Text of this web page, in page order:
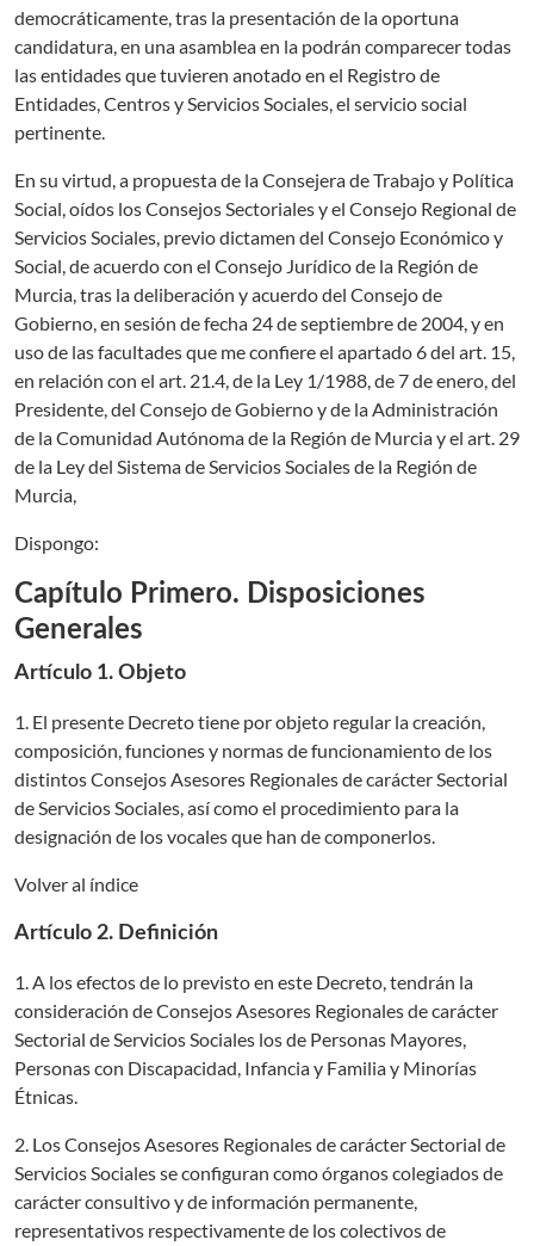
democráticamente, tras la presentación de la oportuna
candidatura, en una asamblea en la podrán comparecer todas
las entidades que tuvieren anotado en el Registro de
Entidades, Centros y Servicios Sociales, el servicio social
pertinente.
En su virtud, a propuesta de la Consejera de Trabajo y Política
Social, oídos los Consejos Sectoriales y el Consejo Regional de
Servicios Sociales, previo dictamen del Consejo Económico y
Social, de acuerdo con el Consejo Jurídico de la Región de
Murcia, tras la deliberación y acuerdo del Consejo de
Gobierno, en sesión de fecha 24 de septiembre de 2004, y en
uso de las facultades que me confiere el apartado 6 del art. 15,
en relación con el art. 21.4, de la Ley 1/1988, de 7 de enero, del
Presidente, del Consejo de Gobierno y de la Administración
de la Comunidad Autónoma de la Región de Murcia y el art. 29
de la Ley del Sistema de Servicios Sociales de la Región de
Murcia,
Dispongo:
Capítulo Primero. Disposiciones
Generales
Artículo 1. Objeto
1. El presente Decreto tiene por objeto regular la creación,
composición, funciones y normas de funcionamiento de los
distintos Consejos Asesores Regionales de carácter Sectorial
de Servicios Sociales, así como el procedimiento para la
designación de los vocales que han de componerlos.
Volver al índice
Artículo 2. Definición
1. A los efectos de lo previsto en este Decreto, tendrán la
consideración de Consejos Asesores Regionales de carácter
Sectorial de Servicios Sociales los de Personas Mayores,
Personas con Discapacidad, Infancia y Familia y Minorías
Étnicas.
2. Los Consejos Asesores Regionales de carácter Sectorial de
Servicios Sociales se configuran como órganos colegiados de
carácter consultivo y de información permanente,
representativos respectivamente de los colectivos de